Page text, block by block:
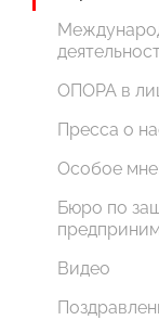
ОПОРА в
Пресса о
Особое
Бюро по
Видео